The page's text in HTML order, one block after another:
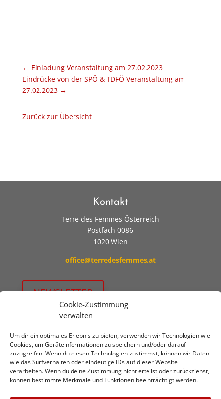
Cookie-Zustimmung
verwalten
Um dir ein optimales Erlebnis zu bieten, verwenden wir Technologien wie
Cookies, um Geräteinformationen zu speichern und/oder darauf
zuzugreifen. Wenn du diesen Technologien zustimmst, können wir Daten
wie das Surfverhalten oder eindeutige IDs auf dieser Website
verarbeiten. Wenn du deine Zustimmung nicht erteilst oder zurückziehst,
können bestimmte Merkmale und Funktionen beeinträchtigt werden.
← Einladung Veranstaltung am 27.02.2023
Eindrücke von der SPÖ & TDFÖ Veranstaltung am
27.02.2023→
Zurück zur Übersicht
Kontakt
Terre des Femmes Österreich
Postfach 0086
1020 Wien
office@terredesfemmes.at
NEWSLETTER
Wir freuen uns überSPENDENauf:
Erste Bank
IBAN: AT93 2011 1844 6148 0700
BIC: GIBAATWW